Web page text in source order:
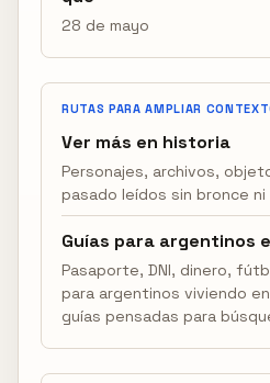
28 de mayo
RUTAS PARA AMPLIAR
Ver más en historia
Personajes, archivos,
pasado leídos sin bronce
Guías para argentinos
Pasaporte, DNI, dinero,
para argentinos viviendo
guías pensadas para